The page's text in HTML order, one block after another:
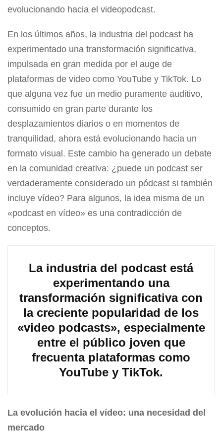
evolucionando hacia el videopodcast.
En los últimos años, la industria del podcast ha
experimentado una transformación significativa,
impulsada en gran medida por el auge de
plataformas de video como YouTube y TikTok. Lo
que alguna vez fue un medio puramente auditivo,
consumido en gran parte durante los
desplazamientos diarios o en momentos de
tranquilidad, ahora está evolucionando hacia un
formato visual. Este cambio ha generado un debate
en la comunidad creativa: ¿puede un podcast ser
verdaderamente considerado un pódcast si también
incluye vídeo? Para algunos, la idea misma de un
«podcast en vídeo» es una contradicción de
conceptos.
La industria del podcast está
experimentando una
transformación significativa con
la creciente popularidad de los
«video podcasts», especialmente
entre el público joven que
frecuenta plataformas como
YouTube y TikTok.
La evolución hacia el vídeo: una necesidad del
mercado